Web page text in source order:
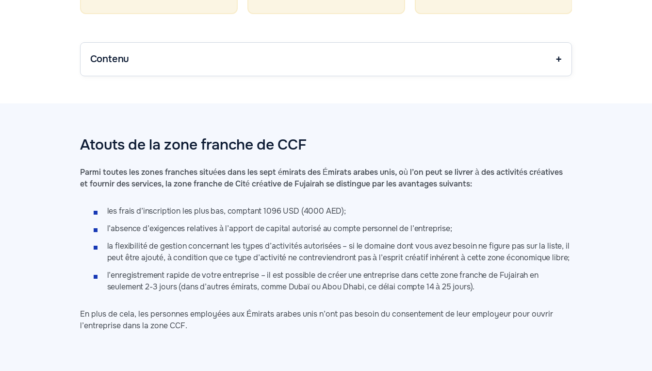
Contenu
Atouts de la zone franche de CCF
Parmi toutes les zones franches situées dans les sept émirats des Émirats arabes unis, où l’on peut se livrer à des activités créatives
et fournir des services, la zone franche de Cité créative de Fujairah se distingue par les avantages suivants:
les frais d’inscription les plus bas, comptant 1096 USD (4000 AED);
l’absence d’exigences relatives à l’apport de capital autorisé au compte personnel de l’entreprise;
la flexibilité de gestion concernant les types d’activités autorisées – si le domaine dont vous avez besoin ne figure pas sur la liste, il
peut être ajouté, à condition que ce type d’activité ne contreviendront pas à l’esprit créatif inhérent à cette zone économique libre;
l’enregistrement rapide de votre entreprise – il est possible de créer une entreprise dans cette zone franche de Fujairah en
seulement 2-3 jours (dans d’autres émirats, comme Dubaï ou Abou Dhabi, ce délai compte 14 à 25 jours).
En plus de cela, les personnes employées aux Émirats arabes unis n’ont pas besoin du consentement de leur employeur pour ouvrir
l’entreprise dans la zone CCF.